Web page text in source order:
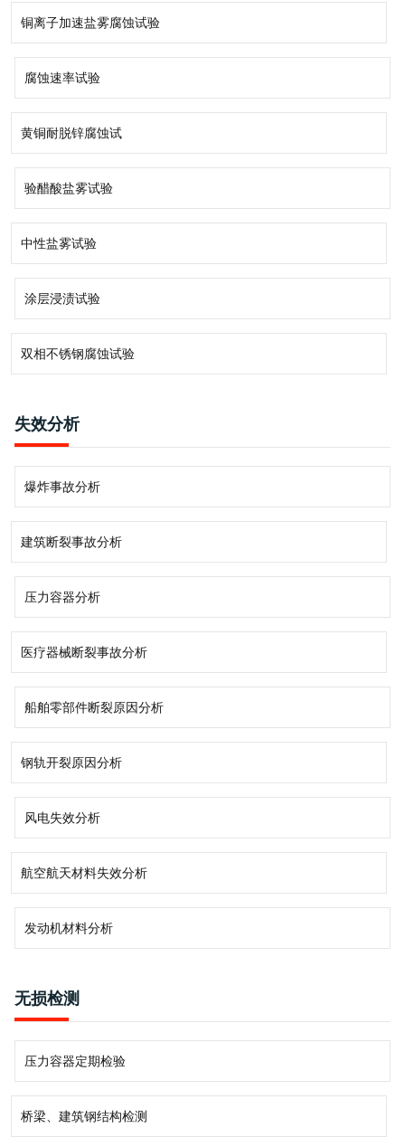
铜离子加速盐雾腐蚀试验
腐蚀速率试验
黄铜耐脱锌腐蚀试
验醋酸盐雾试验
中性盐雾试验
涂层浸渍试验
双相不锈钢腐蚀试验
失效分析
爆炸事故分析
建筑断裂事故分析
压力容器分析
医疗器械断裂事故分析
船舶零部件断裂原因分析
钢轨开裂原因分析
风电失效分析
航空航天材料失效分析
发动机材料分析
无损检测
压力容器定期检验
桥梁、建筑钢结构检测